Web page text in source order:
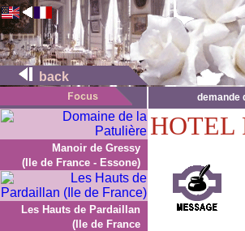
back
demande
Manoir de Gressy
(Ile de France - Essone)
Les Hauts de Pardaillan
(Ile de France
HOTEL